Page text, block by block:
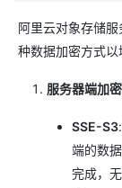
阿里云对象存储
种数据加密方式以
服务器端加密
SSE-S3
端的数
完成，